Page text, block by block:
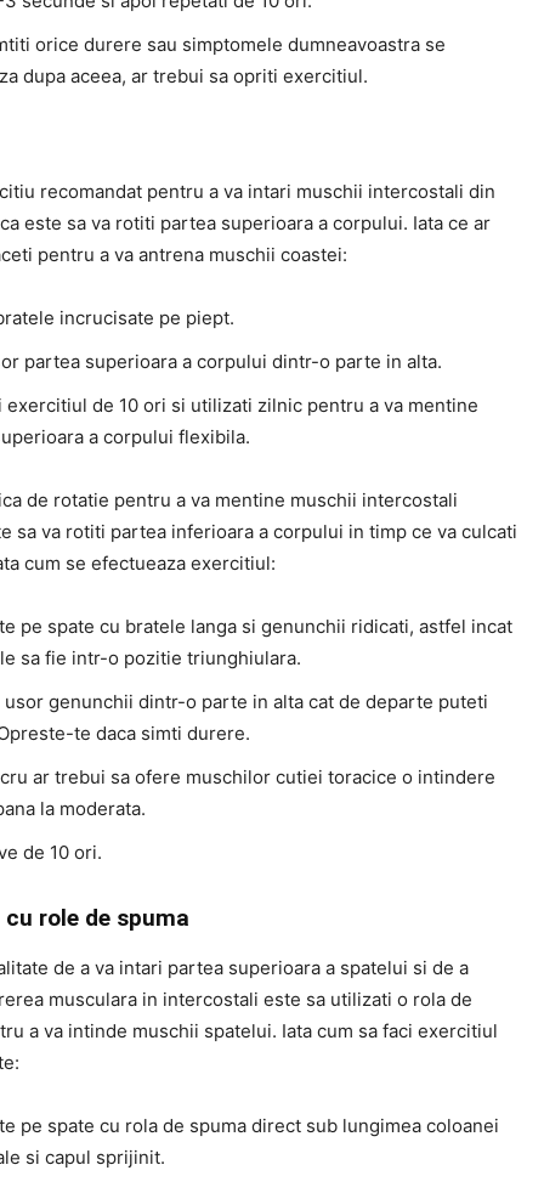
orice durere sau simptomele dumneavoastra se
dupa aceea, ar trebui sa opriti exercitiul.
recomandat pentru a va intari muschii intercostali din
este sa va rotiti partea superioara a corpului. Iata ce ar
pentru a va antrena muschii coastei:
incrucisate pe piept.
partea superioara a corpului dintr-o parte in alta.
exercitiul de 10 ori si utilizati zilnic pentru a va mentine
a corpului flexibila.
de rotatie pentru a va mentine muschii intercostali
sa va rotiti partea inferioara a corpului in timp ce va culcati
cum se efectueaza exercitiul:
pe spate cu bratele langa si genunchii ridicati, astfel incat
sa fie intr-o pozitie triunghiulara.
usor genunchii dintr-o parte in alta cat de departe puteti
te daca simti durere.
ar trebui sa ofere muschilor cutiei toracice o intindere
la moderata.
de 10 ori.
role de spuma
de a va intari partea superioara a spatelui si de a
musculara in intercostali este sa utilizati o rola de
a va intinde muschii spatelui. Iata cum sa faci exercitiul
pe spate cu rola de spuma direct sub lungimea coloanei
si capul sprijinit.